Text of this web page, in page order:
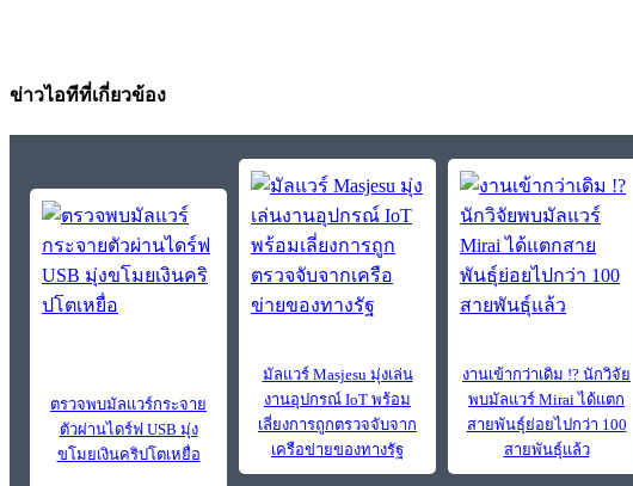
ข่าวไอทีที่เกี่ยวข้อง
ตรวจพบมัลแวร์กระจาย
ตัวผ่านไดร์ฟ USB มุ่ง
ขโมยเงินคริปโตเหยื่อ
มัลแวร์ Masjesu มุ่งเล่น
งานอุปกรณ์ IoT พร้อม
เลี่ยงการถูกตรวจจับจาก
เครือข่ายของทางรัฐ
งานเข้ากว่าเดิม !? นักวิจัย
พบมัลแวร์ Mirai ได้แตก
สายพันธุ์ย่อยไปกว่า 100
สายพันธุ์แล้ว